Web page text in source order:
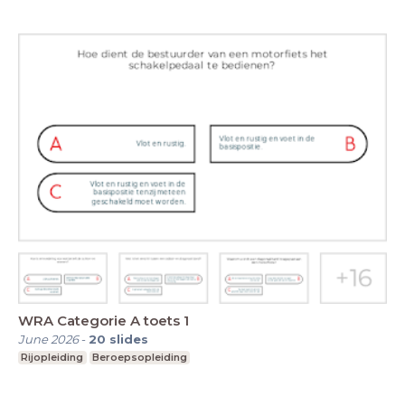
WRA Categorie A toets 1
June 2026- 20 slides
Rijopleiding Beroepsopleiding